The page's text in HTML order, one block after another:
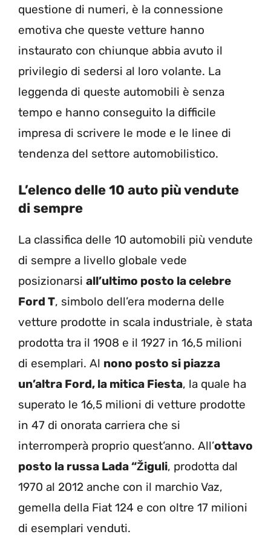
questione di numeri, è la connessione
emotiva che queste vetture hanno
instaurato con chiunque abbia avuto il
privilegio di sedersi al loro volante. La
leggenda di queste automobili è senza
tempo e hanno conseguito la difficile
impresa di scrivere le mode e le linee di
tendenza del settore automobilistico.
L’elenco delle 10 auto più vendute
di sempre
La classifica delle 10 automobili più vendute
di sempre a livello globale vede
posizionarsi all’ultimo posto la celebre
Ford T, simbolo dell’era moderna delle
vetture prodotte in scala industriale, è stata
prodotta tra il 1908 e il 1927 in 16,5 milioni
di esemplari. Al nono posto si piazza
un’altra Ford, la mitica Fiesta, la quale ha
superato le 16,5 milioni di vetture prodotte
in 47 di onorata carriera che si
interromperà proprio quest’anno. All’ottavo
posto la russa Lada “Žiguli, prodotta dal
1970 al 2012 anche con il marchio Vaz,
gemella della Fiat 124 e con oltre 17 milioni
di esemplari venduti.